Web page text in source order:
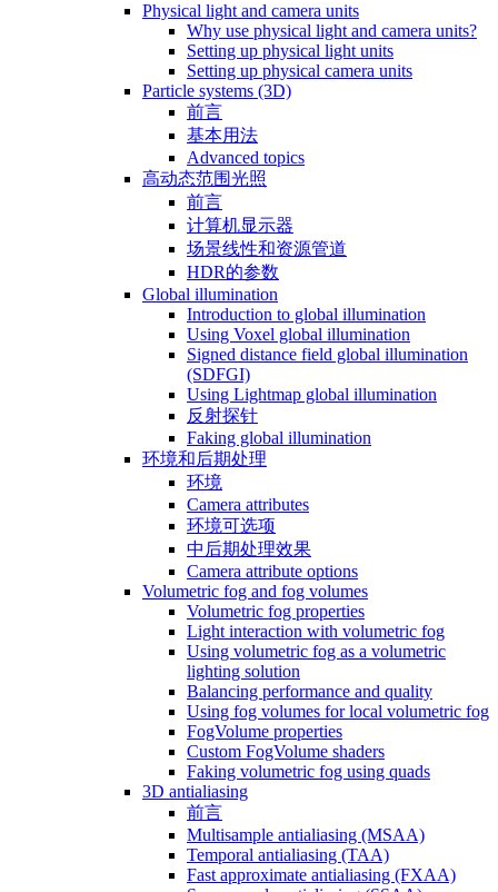
Physical light and camera units
Why use physical light and camera units?
Setting up physical light units
Setting up physical camera units
Particle systems (3D)
前言
基本用法
Advanced topics
高动态范围光照
前言
计算机显示器
场景线性和资源管道
HDR的参数
Global illumination
Introduction to global illumination
Using Voxel global illumination
Signed distance field global illumination
(SDFGI)
Using Lightmap global illumination
反射探针
Faking global illumination
环境和后期处理
环境
Camera attributes
环境可选项
中后期处理效果
Camera attribute options
Volumetric fog and fog volumes
Volumetric fog properties
Light interaction with volumetric fog
Using volumetric fog as a volumetric
lighting solution
Balancing performance and quality
Using fog volumes for local volumetric fog
FogVolume properties
Custom FogVolume shaders
Faking volumetric fog using quads
3D antialiasing
前言
Multisample antialiasing (MSAA)
Temporal antialiasing (TAA)
Fast approximate antialiasing (FXAA)